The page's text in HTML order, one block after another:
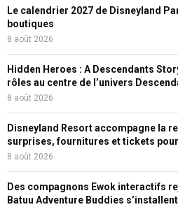
Le calendrier 2027 de Disneyland
boutiques
8 août 2026
Hidden Heroes : A Descendants
rôles au centre de l’univers
8 août 2026
Disneyland Resort accompagne la
surprises, fournitures et tickets
8 août 2026
Des compagnons Ewok interactifs
Batuu Adventure Buddies